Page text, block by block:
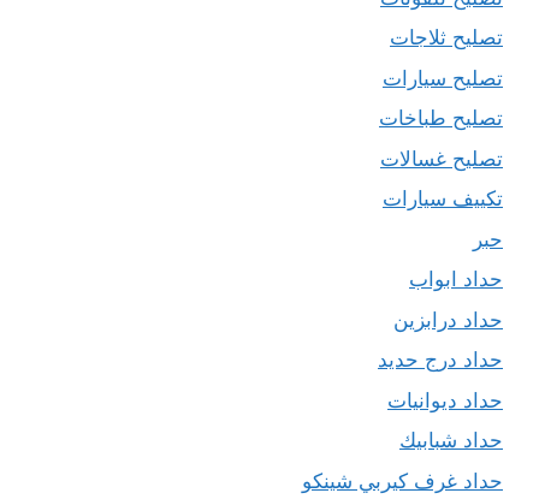
تصليح ثلاجات
تصليح سيارات
تصليح طباخات
تصليح غسالات
تكييف سيارات
حبر
حداد ابواب
حداد درابزين
حداد درج حديد
حداد ديوانيات
حداد شبابيك
حداد غرف كيربي شينكو